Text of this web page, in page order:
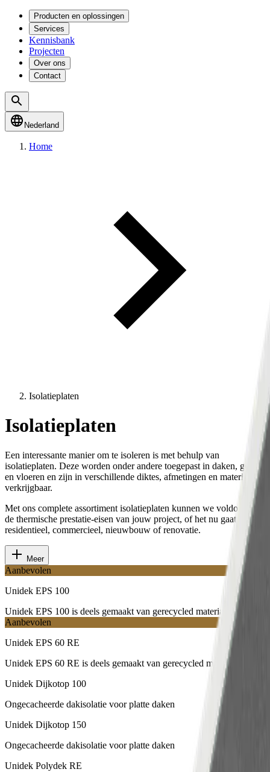
Producten en oplossingen
Services
Kennisbank
Projecten
Over ons
Contact
Nederland
Home
Isolatieplaten
Isolatieplaten
Een interessante manier om te isoleren is met behulp van
isolatieplaten. Deze worden onder andere toegepast in daken, gevels
en vloeren en zijn in verschillende diktes, afmetingen en materialen
verkrijgbaar.
Met ons complete assortiment isolatieplaten kunnen we voldoen aan
de thermische prestatie-eisen van jouw project, of het nu gaat om
residentieel, commercieel, nieuwbouw of renovatie.
Meer
Aanbevolen
Unidek EPS 100
Unidek EPS 100 is deels gemaakt van gerecycled materiaal
Aanbevolen
Unidek EPS 60 RE
Unidek EPS 60 RE is deels gemaakt van gerecycled materiaal
Unidek Dijkotop 100
Ongecacheerde dakisolatie voor platte daken
Unidek Dijkotop 150
Ongecacheerde dakisolatie voor platte daken
Unidek Polydek RE